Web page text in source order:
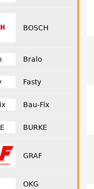
BOSCH
Bralo
Fasty
Bau-Fix
BURKE
GRAF
OKG